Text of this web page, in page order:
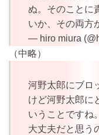
ぬ。そのことに
いか、その両方
— hiro miura
（中略）
河野太郎にブロ
けど河野太郎に
いうことですね
大丈夫だと思う